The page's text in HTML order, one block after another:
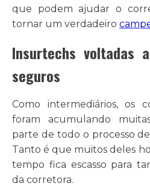
que podem ajudar o
tornar um verdadeiro
Insurtechs voltadas
seguros
Como intermediários, os
foram acumulando
parte de todo o processo
Tanto é que muitos deles
tempo fica escasso para
da corretora.